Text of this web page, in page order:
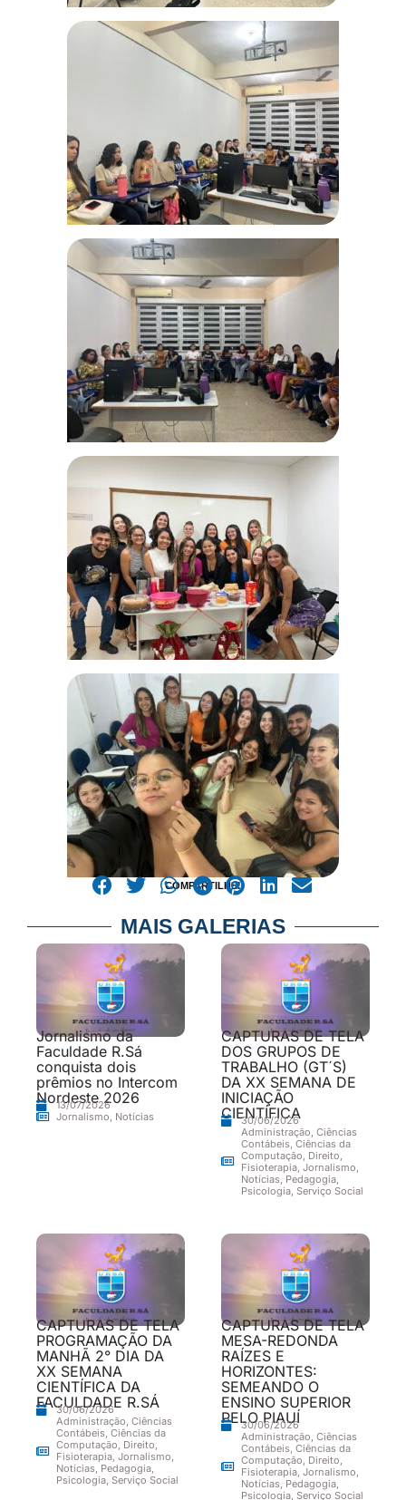
COMPARTILHE!
MAIS GALERIAS
Jornalismo da
Faculdade R.Sá
conquista dois
prêmios no Intercom
Nordeste 2026
13/07/2026
Jornalismo, Notícias
CAPTURAS DE TELA
DOS GRUPOS DE
TRABALHO (GT´S)
DA XX SEMANA DE
INICIAÇÃO
CIENTÍFICA
30/06/2026
Administração, Ciências
Contábeis, Ciências da
Computação, Direito,
Fisioterapia, Jornalismo,
Notícias, Pedagogia,
Psicologia, Serviço Social
CAPTURAS DE TELA
PROGRAMAÇÃO DA
MANHÃ 2° DIA DA
XX SEMANA
CIENTÍFICA DA
FACULDADE R.SÁ
30/06/2026
Administração, Ciências
Contábeis, Ciências da
Computação, Direito,
Fisioterapia, Jornalismo,
Notícias, Pedagogia,
Psicologia, Serviço Social
CAPTURAS DE TELA
MESA-REDONDA
RAÍZES E
HORIZONTES:
SEMEANDO O
ENSINO SUPERIOR
PELO PIAUÍ
30/06/2026
Administração, Ciências
Contábeis, Ciências da
Computação, Direito,
Fisioterapia, Jornalismo,
Notícias, Pedagogia,
Psicologia, Serviço Social